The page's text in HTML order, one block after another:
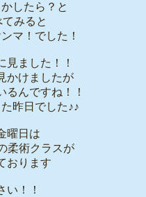
したら？と
みると
マ！でした！
見ました！！
かけましたが
るんですね！！
昨日でした♪♪
曜日は
柔術クラスが
おります
い！！